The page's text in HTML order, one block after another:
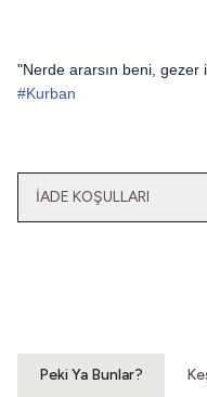
"Nerde ararsın beni, gezer
#Kurban
İADE KOŞULLARI
Peki Ya Bunlar?